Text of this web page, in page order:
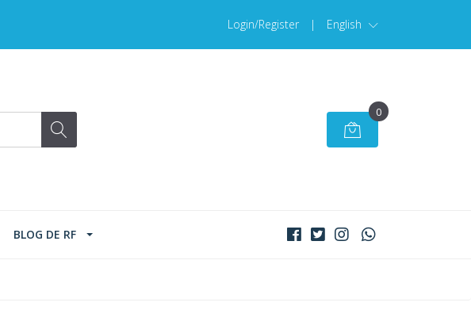
Login/Register | English
0
BLOG DE RF